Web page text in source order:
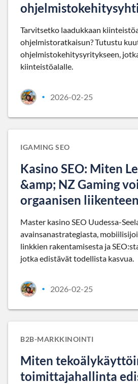
Tarvitsetko laadukkaan
ohjelmistoratkaisun? Tutustu
ohjelmistokehitysyritykseen,
kiinteistöalalle.
• 2026-02-25
IGAMING SEO
Kasino SEO: Miten
&amp; NZ Gaming
orgaanisen liikenteen
Master kasino SEO Uudessa-
avainsanastrategiasta,
linkkien rakentamisesta ja
jotka edistävät todellista kasvua.
• 2026-02-25
B2B-MARKKINOINTI
Miten
toimittajahallinta